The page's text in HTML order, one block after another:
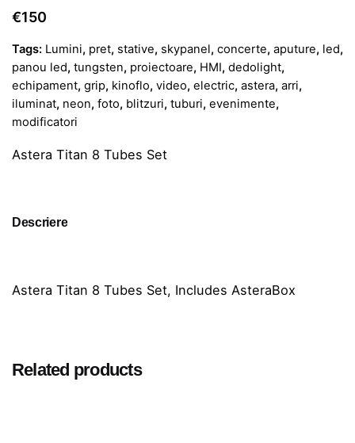
€150
Tags: Lumini, pret, stative, skypanel, concerte, aputure, led,
panou led, tungsten, proiectoare, HMI, dedolight,
echipament, grip, kinoflo, video, electric, astera, arri,
iluminat, neon, foto, blitzuri, tuburi, evenimente,
modificatori
Astera Titan 8 Tubes Set
Descriere
Astera Titan 8 Tubes Set, Includes AsteraBox
Related products